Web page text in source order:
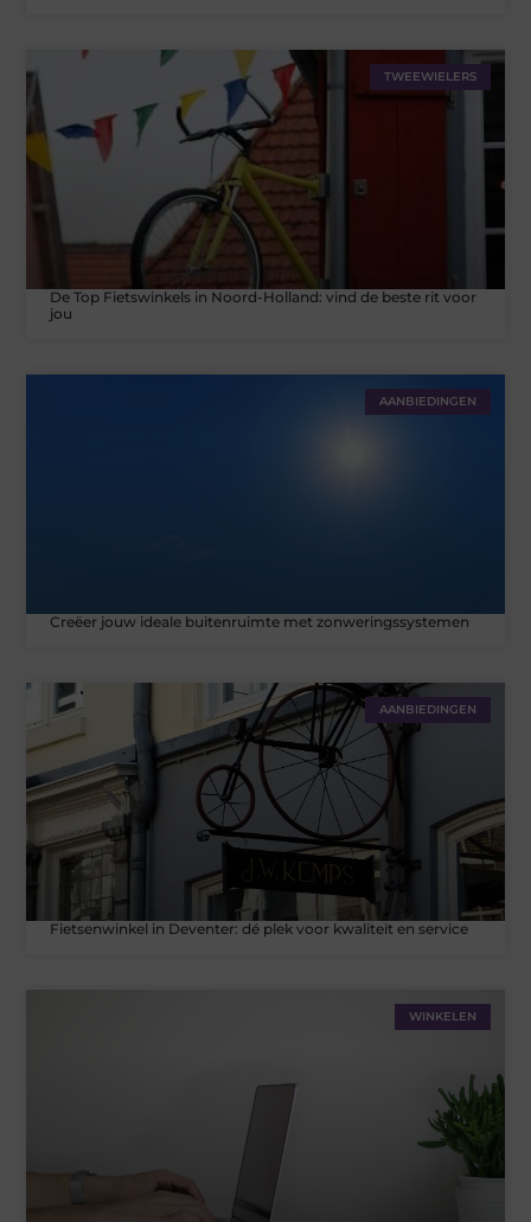
TWEEWIELERS
De Top Fietswinkels in Noord-Holland: vind de beste rit voor
jou
AANBIEDINGEN
Creëer jouw ideale buitenruimte met zonweringssystemen
AANBIEDINGEN
Fietsenwinkel in Deventer: dé plek voor kwaliteit en service
WINKELEN